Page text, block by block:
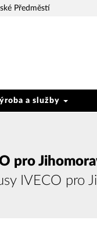
Předměstí
a služby
pro
IVECO pro